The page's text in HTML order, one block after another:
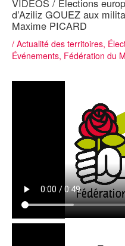
d’Aziliz GOUEZ aux
Maxime PICARD
/ Actualité des territoires,
Événements, Fédération du